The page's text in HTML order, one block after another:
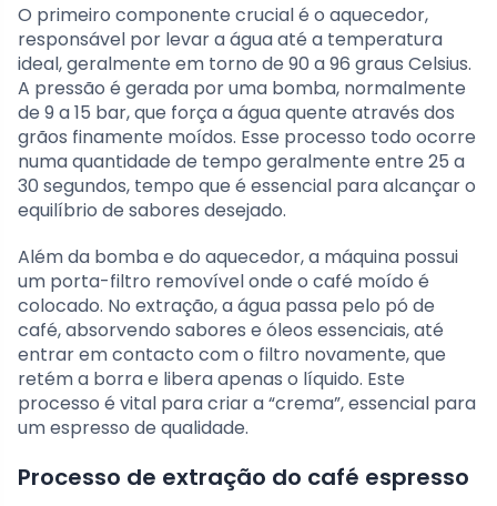
O primeiro componente crucial é o aquecedor,
responsável por levar a água até a temperatura
ideal, geralmente em torno de 90 a 96 graus Celsius.
A pressão é gerada por uma bomba, normalmente
de 9 a 15 bar, que força a água quente através dos
grãos finamente moídos. Esse processo todo ocorre
numa quantidade de tempo geralmente entre 25 a
30 segundos, tempo que é essencial para alcançar o
equilíbrio de sabores desejado.
Além da bomba e do aquecedor, a máquina possui
um porta-filtro removível onde o café moído é
colocado. No extração, a água passa pelo pó de
café, absorvendo sabores e óleos essenciais, até
entrar em contacto com o filtro novamente, que
retém a borra e libera apenas o líquido. Este
processo é vital para criar a “crema”, essencial para
um espresso de qualidade.
Processo de extração do café espresso